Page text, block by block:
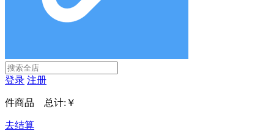
登录 注册
件商品 总计: ￥
去结算